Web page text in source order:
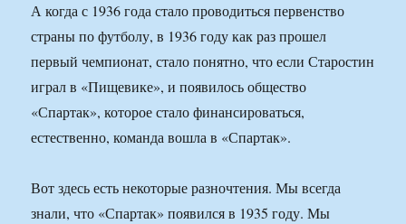
А когда с 1936 года стало проводиться первенство
страны по футболу, в 1936 году как раз прошел
первый чемпионат, стало понятно, что если Старостин
играл в «Пищевике», и появилось общество
«Спартак», которое стало финансироваться,
естественно, команда вошла в «Спартак».
Вот здесь есть некоторые разночтения. Мы всегда
знали, что «Спартак» появился в 1935 году. Мы